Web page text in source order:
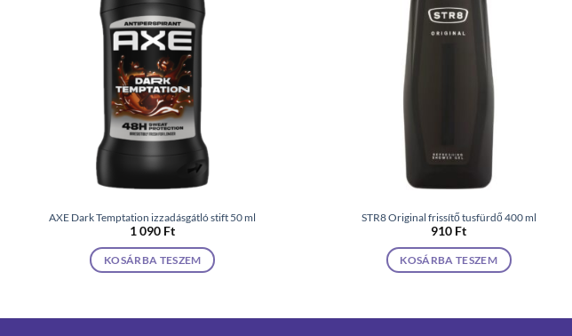
AXE Dark Temptation izzadásgátló stift 50 ml
1 090 Ft
KOSÁRBA TESZEM
STR8 Original frissítő tusfürdő 400 ml
910 Ft
KOSÁRBA TESZEM